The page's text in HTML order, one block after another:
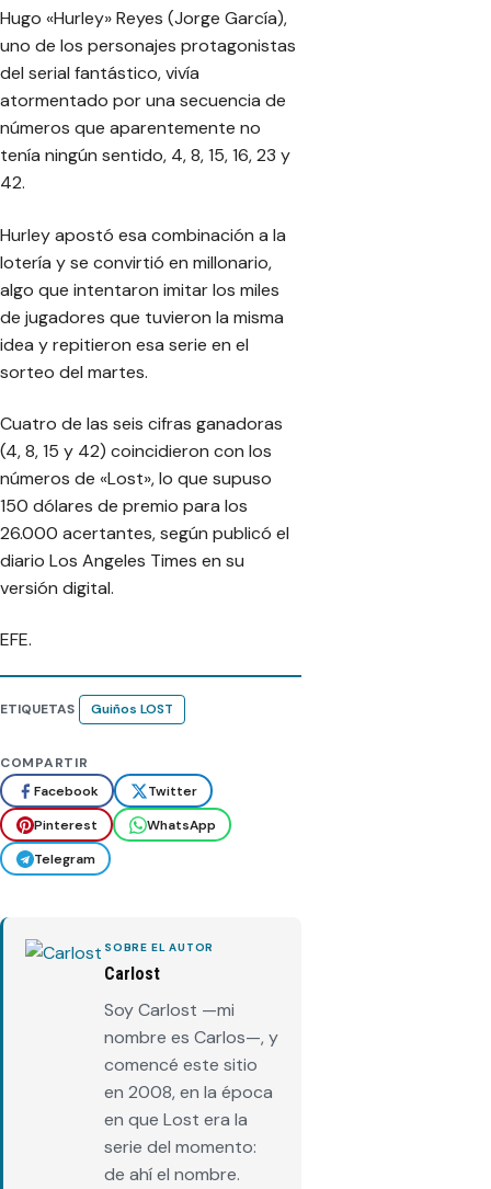
Hugo «Hurley» Reyes (Jorge García),
uno de los personajes protagonistas
del serial fantástico, vivía
atormentado por una secuencia de
números que aparentemente no
tenía ningún sentido, 4, 8, 15, 16, 23 y
42.
Hurley apostó esa combinación a la
lotería y se convirtió en millonario,
algo que intentaron imitar los miles
de jugadores que tuvieron la misma
idea y repitieron esa serie en el
sorteo del martes.
Cuatro de las seis cifras ganadoras
(4, 8, 15 y 42) coincidieron con los
números de «Lost», lo que supuso
150 dólares de premio para los
26.000 acertantes, según publicó el
diario Los Angeles Times en su
versión digital.
EFE.
ETIQUETAS Guiños LOST
COMPARTIR
Facebook
Twitter
Pinterest
WhatsApp
Telegram
SOBRE EL AUTOR
Carlost
Soy Carlost —mi
nombre es Carlos—, y
comencé este sitio
en 2008, en la época
en que Lost era la
serie del momento:
de ahí el nombre.